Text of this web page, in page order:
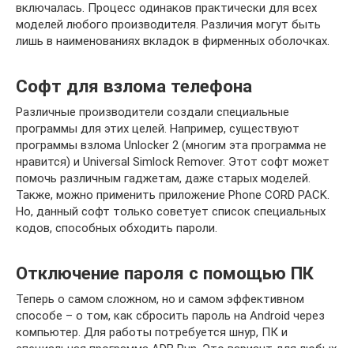
включалась. Процесс одинаков практически для всех
моделей любого производителя. Различия могут быть
лишь в наименованиях вкладок в фирменных оболочках.
Софт для взлома телефона
Различные производители создали специальные
программы для этих целей. Например, существуют
программы взлома Unlocker 2 (многим эта программа не
нравится) и Universal Simlock Remover. Этот софт может
помочь различным гаджетам, даже старых моделей.
Также, можно применить приложение Phone CORD PACK.
Но, данный софт только советует список специальных
кодов, способных обходить пароли.
Отключение пароля с помощью ПК
Теперь о самом сложном, но и самом эффективном
способе – о том, как сбросить пароль на Аndroid через
компьютер. Для работы потребуется шнур, ПК и